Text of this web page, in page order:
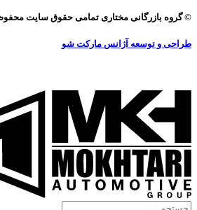
© گروه بازرگانی مختاری تمامی حقوق سایت
طراحی و توسعه آژانس مارکت شو
جستجو